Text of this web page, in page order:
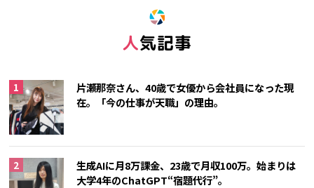
人気記事
片瀬那奈さん、40歳で女優から会社員になった現
在。「今の仕事が天職」の理由。
生成AIに月8万課金、23歳で月収100万。始まりは
大学4年のChatGPT“宿題代行”。